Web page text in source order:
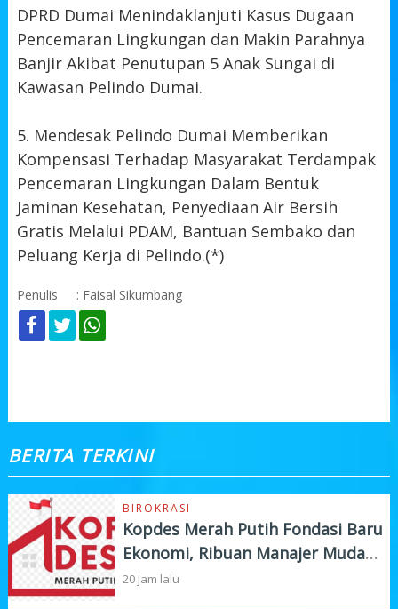
DPRD Dumai Menindaklanjuti Kasus Dugaan
Pencemaran Lingkungan dan Makin Parahnya
Banjir Akibat Penutupan 5 Anak Sungai di
Kawasan Pelindo Dumai.
5. Mendesak Pelindo Dumai Memberikan
Kompensasi Terhadap Masyarakat Terdampak
Pencemaran Lingkungan Dalam Bentuk
Jaminan Kesehatan, Penyediaan Air Bersih
Gratis Melalui PDAM, Bantuan Sembako dan
Peluang Kerja di Pelindo.(*)
Penulis : Faisal Sikumbang
BERITA TERKINI
BIROKRASI
Kopdes Merah Putih Fondasi Baru
Ekonomi, Ribuan Manajer Muda
Siap Turun Lapangan
20 jam lalu